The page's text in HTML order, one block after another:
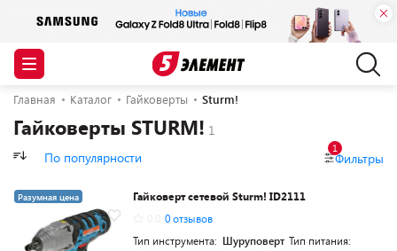
Главная Каталог Гайковерты Sturm!
Гайковерты STURM!
По популярности Фильтры
1
Разумная цена
Гайковерт сетевой Sturm! ID2111
0 отзывов
Тип инструмента: Шуруповерт Тип питания: